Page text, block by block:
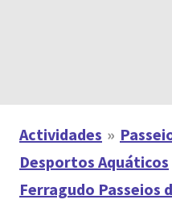
Actividades
Desportos Aquáticos
Ferragudo Passeios